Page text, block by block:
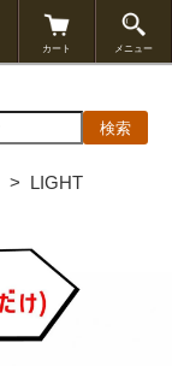
カート メニュー
検索
> LIGHT